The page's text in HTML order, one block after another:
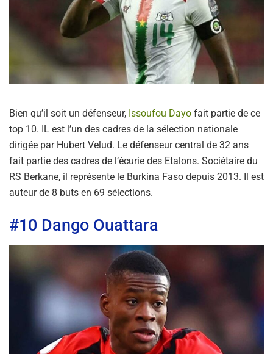
Bien qu’il soit un défenseur, Issoufou Dayo fait partie de ce
top 10. IL est l’un des cadres de la sélection nationale
dirigée par Hubert Velud. Le défenseur central de 32 ans
fait partie des cadres de l’écurie des Etalons. Sociétaire du
RS Berkane, il représente le Burkina Faso depuis 2013. Il est
auteur de 8 buts en 69 sélections.
#10 Dango Ouattara